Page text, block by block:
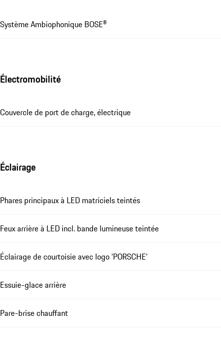
Système Ambiophonique BOSE®
Électromobilité
Couvercle de port de charge, électrique
Éclairage
Phares principaux à LED matriciels teintés
Feux arrière à LED incl. bande lumineuse teintée
Éclairage de courtoisie avec logo 'PORSCHE'
Essuie-glace arrière
Pare-brise chauffant